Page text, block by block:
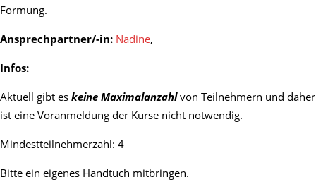
Formung.
Ansprechpartner/-in: Nadine,
Infos:
Aktuell gibt es keine Maximalanzahlvon Teilnehmern und daher
ist eine Voranmeldung der Kurse nicht notwendig.
Mindestteilnehmerzahl: 4
Bitte ein eigenes Handtuch mitbringen.